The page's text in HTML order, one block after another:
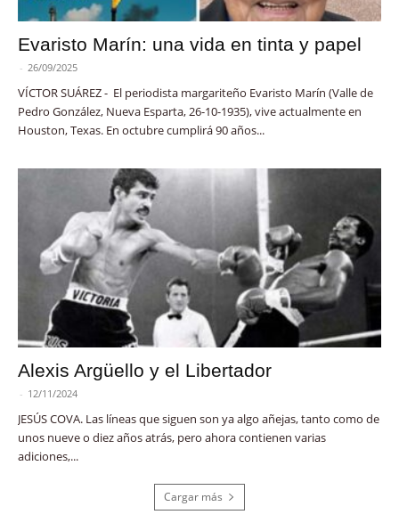
Evaristo Marín: una vida en tinta y papel
- 26/09/2025
VÍCTOR SUÁREZ - El periodista margariteño Evaristo Marín (Valle de
Pedro González, Nueva Esparta, 26-10-1935), vive actualmente en
Houston, Texas. En octubre cumplirá 90 años...
Alexis Argüello y el Libertador
- 12/11/2024
JESÚS COVA. Las líneas que siguen son ya algo añejas, tanto como de
unos nueve o diez años atrás, pero ahora contienen varias
adiciones,...
Cargar más